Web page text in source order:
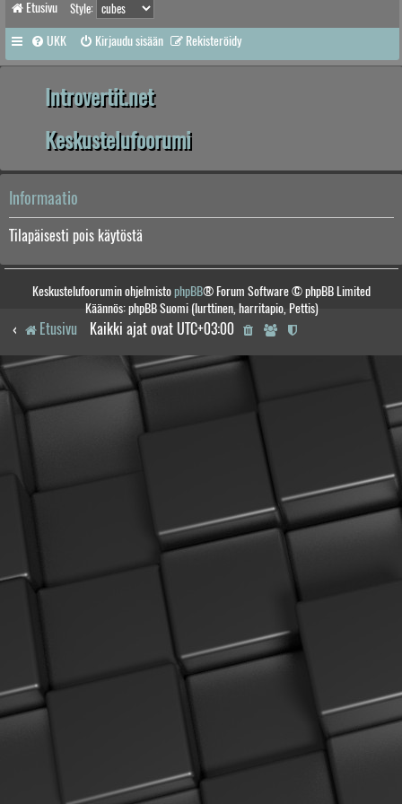
Etusivu Style:
UKK Kirjaudu sisään Rekisteröidy
Introvertit.net
Keskustelufoorumi
Informaatio
Tilapäisesti pois käytöstä
Keskustelufoorumin ohjelmistophpBB® Forum Software © phpBB Limited
Käännös: phpBB Suomi (lurttinen, harritapio, Pettis)
Etusivu Kaikki ajat ovat UTC+03:00